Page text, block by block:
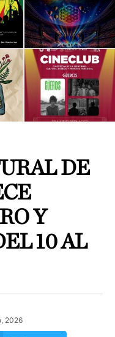
DE
Y
10 AL
2026